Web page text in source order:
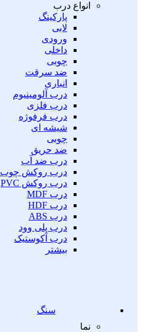
انواع درب
پارکینگ
لابی
ورودی
داخلی
چوبی
ضد سرقت
انباری
درب آلومینیوم
درب فلزی
درب فرفوژه
شیشه ای
چوبی
ضد حریق
درب ضد آب
درب روکش چوب
درب روکش PVC
درب MDF
درب HDF
درب ABS
درب پلی وود
درب آکوستیک
بیشتر
سنگ
نما